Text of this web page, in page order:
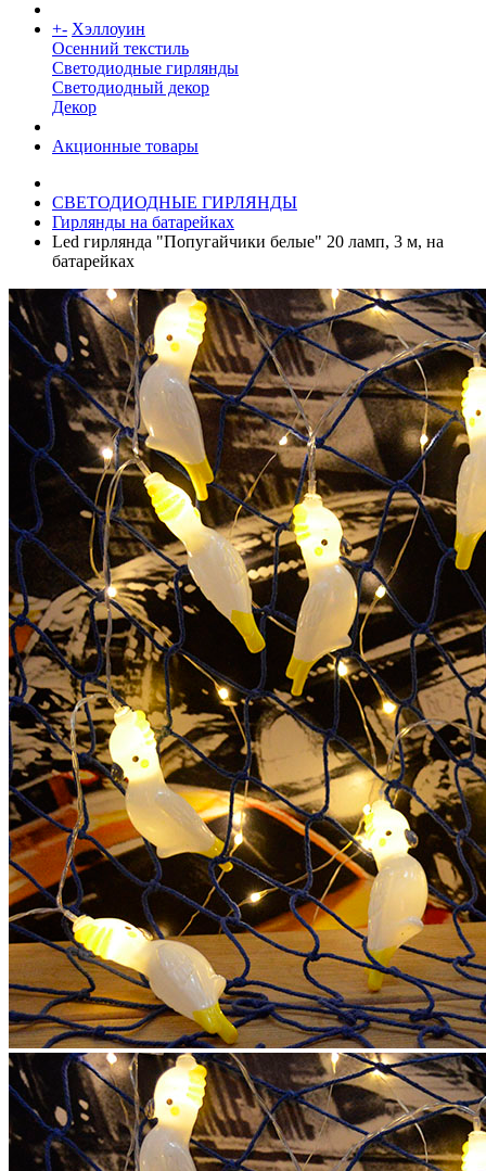
+- Хэллоуин
Осенний текстиль
Светодиодные гирлянды
Светодиодный декор
Декор
Акционные товары
СВЕТОДИОДНЫЕ ГИРЛЯНДЫ
Гирлянды на батарейках
Led гирлянда "Попугайчики белые" 20 ламп, 3 м, на
батарейках